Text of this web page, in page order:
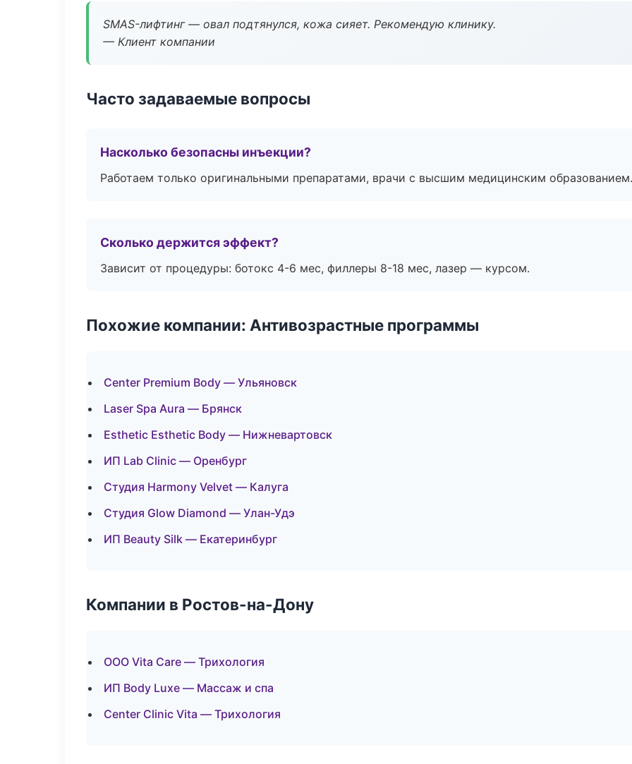
SMAS-лифтинг — овал подтянулся, кожа сияет. Рекомендую клинику.
— Клиент компании
Часто задаваемые вопросы
Насколько безопасны инъекции?
Работаем только оригинальными препаратами, врачи с высшим медицинским образованием.
Сколько держится эффект?
Зависит от процедуры: ботокс 4-6 мес, филлеры 8-18 мес, лазер — курсом.
Похожие компании: Антивозрастные программы
Center Premium Body — Ульяновск
Laser Spa Aura — Брянск
Esthetic Esthetic Body — Нижневартовск
ИП Lab Clinic — Оренбург
Студия Harmony Velvet — Калуга
Студия Glow Diamond — Улан-Удэ
ИП Beauty Silk — Екатеринбург
Компании в Ростов-на-Дону
ООО Vita Care — Трихология
ИП Body Luxe — Массаж и спа
Center Clinic Vita — Трихология